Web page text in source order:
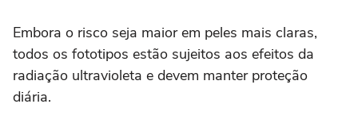
Embora o risco seja maior em peles mais claras,
todos os fototipos estão sujeitos aos efeitos da
radiação ultravioleta e devem manter proteção
diária.